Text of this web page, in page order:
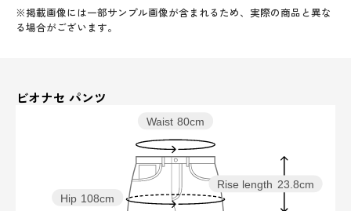
※掲載画像には一部サンプル画像が含まれるため、実際の商品と異な
る場合がございます。
ビオナセ パンツ
Rise length 23.8cm
Hip 108cm
Waist 80cm